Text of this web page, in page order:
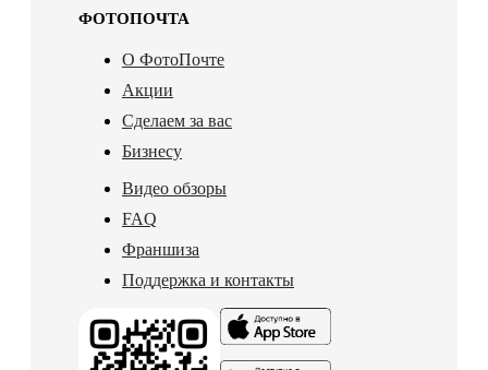
ФОТОПОЧТА
О ФотоПочте
Акции
Сделаем за вас
Бизнесу
Видео обзоры
FAQ
Франшиза
Поддержка и контакты